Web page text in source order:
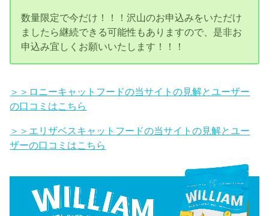
数量限定で今だけ！！！沢山のお申込みをいただけ
ましたら継続できる可能性もありますので、是非お
申込み宜しくお願いいたします！！！
＞＞ロニーキャットフードの当サイトの見解とユーザー
の口コミはこちら
＞＞エリザベスキャットフードの当サイトの見解とユー
ザーの口コミはこちら